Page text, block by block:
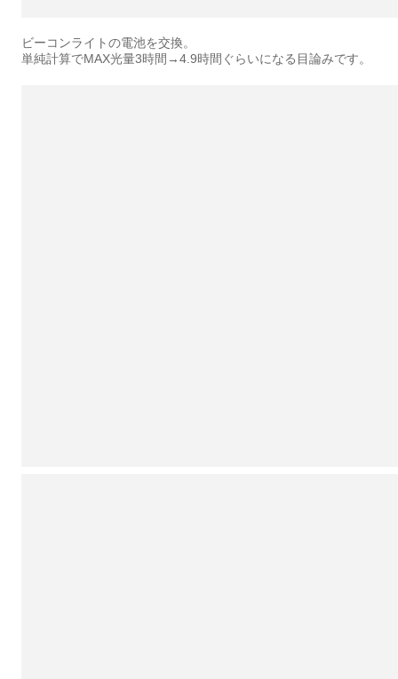
ビーコンライトの電池を交換。
単純計算でMAX光量3時間→4.9時間ぐらいになる目論みです。